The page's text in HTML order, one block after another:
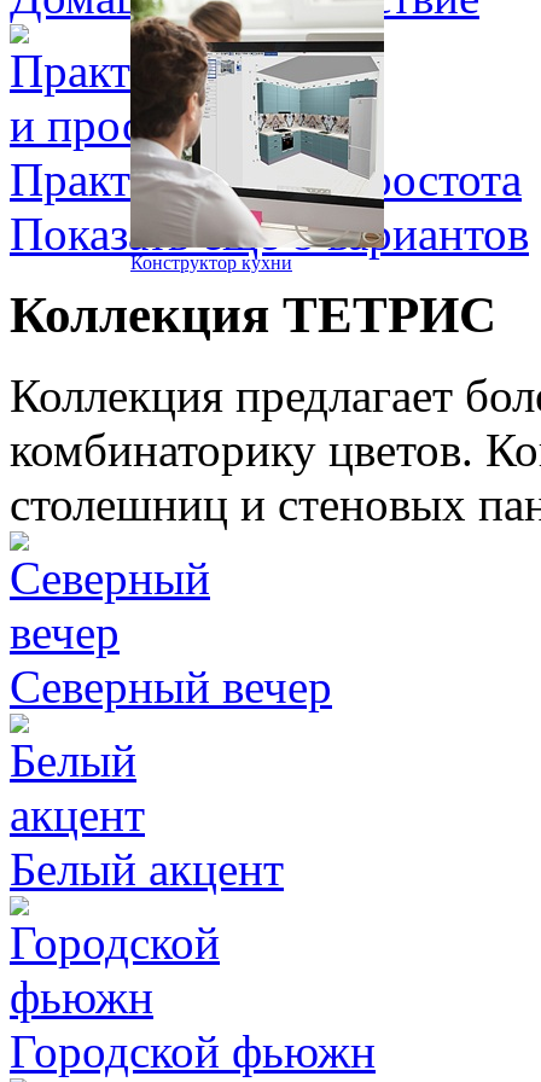
Конструктор кухни
Практичность и простота
Показать еще8 вариантов
Коллекция ТЕТРИС
Коллекция предлагает
комбинаторику цветов.
столешниц и стеновых
Северный вечер
Белый акцент
Городской фьюжн